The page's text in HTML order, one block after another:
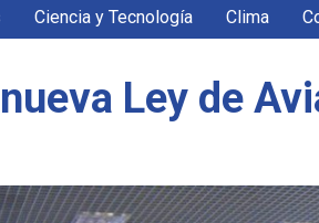
Ciencia y Tecnología Clima
Ley de